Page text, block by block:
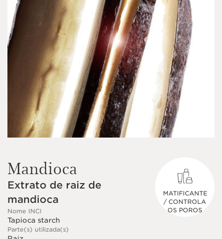
Mandioca
Extrato de raiz de
mandioca
Nome INCI
Tapioca starch
Parte(s) utilizada(s)
MATIFICANTE
/ CONTROLA
OS POROS